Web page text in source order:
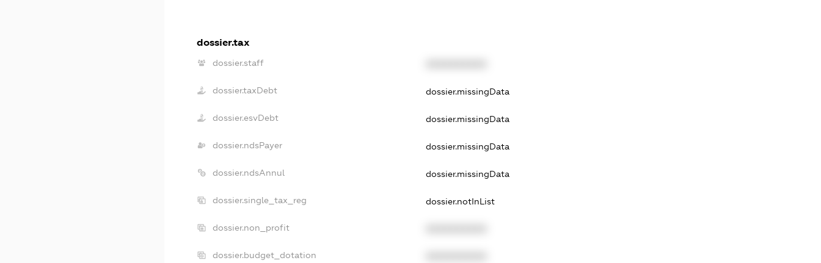
dossier.tax
dossier.staff
dossier.taxDebt dossier.missingData
dossier.esvDebt dossier.missingData
dossier.ndsPayer dossier.missingData
dossier.ndsAnnul dossier.missingData
dossier.single_tax_reg dossier.notInList
dossier.non_profit
dossier.budget_dotation